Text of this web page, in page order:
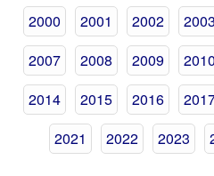
2000
2001 2002 2003
2007
2008 2009 2010
2014
2015 2016
2021
2022 2023